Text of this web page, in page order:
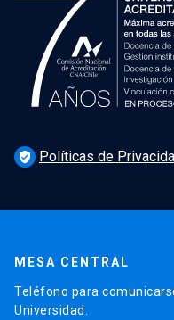
verified_user Políticas de
MESA CENTRAL
Teléfono para
Universidad.